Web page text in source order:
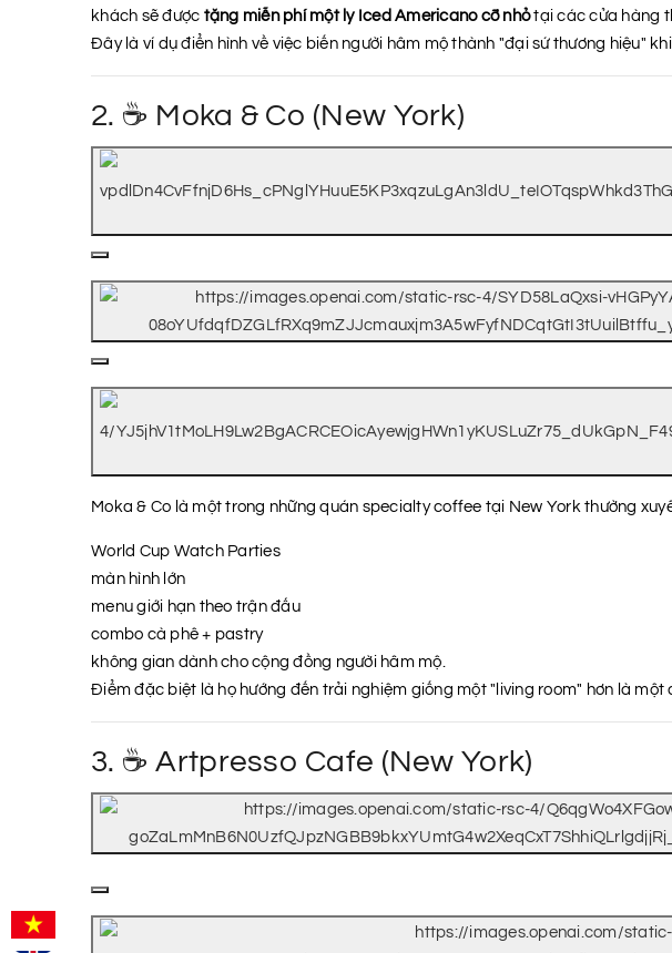
khách sẽ được tặng miễn phí một ly Iced Americano cỡ nhỏtại các cửa hàng
Đây là ví dụ điển hình về việc biến người hâm mộ thành "đại sứ thương hiệu"
2. ☕ Moka & Co (New York)
Moka & Co là một trong những quán specialty coffee tại New York thường
World Cup Watch Parties
màn hình lớn
menu giới hạn theo trận đấu
combo cà phê + pastry
không gian dành cho cộng đồng người hâm mộ.
Điểm đặc biệt là họ hướng đến trải nghiệm giống một "living room" hơn là
3. ☕ Artpresso Cafe (New York)